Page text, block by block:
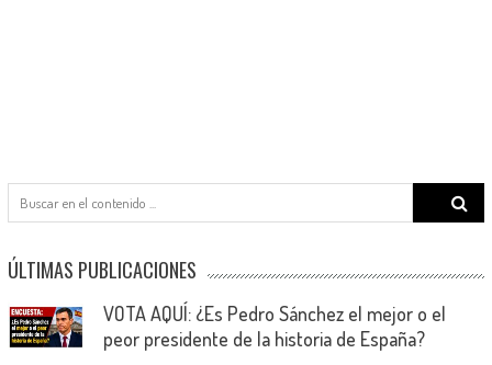
Search
for:
ÚLTIMAS PUBLICACIONES
VOTA AQUÍ: ¿Es Pedro Sánchez el mejor o el
peor presidente de la historia de España?